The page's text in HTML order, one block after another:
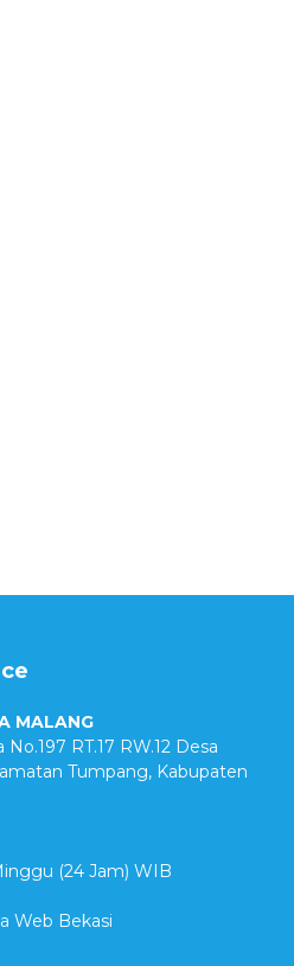
MALANG
RT.17 RW.12 Desa
Tumpang, Kabupaten
(24 Jam) WIB
Web Bekasi